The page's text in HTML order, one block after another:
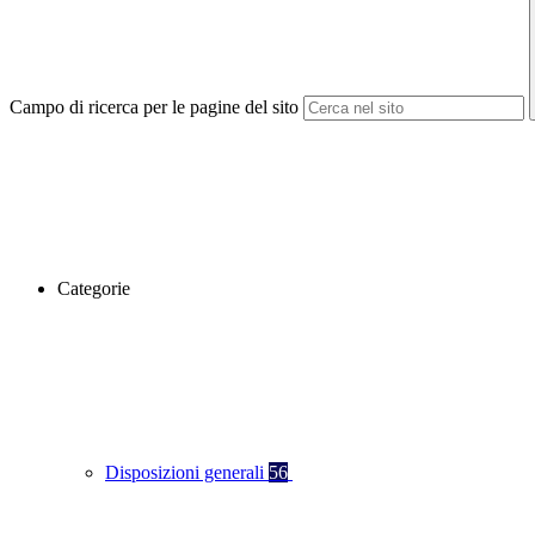
Campo di ricerca per le pagine del sito
Categorie
Disposizioni generali 56